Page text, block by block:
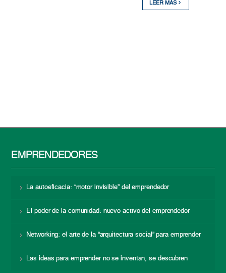
LEER MÁS
EMPRENDEDORES
La autoeficacia: “motor invisible” del emprendedor
El poder de la comunidad: nuevo activo del emprendedor
Networking: el arte de la “arquitectura social” para emprender
Las ideas para emprender no se inventan, se descubren